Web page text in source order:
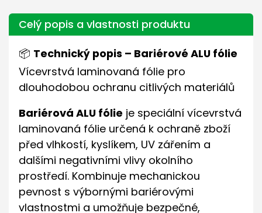
Celý popis a vlastnosti produktu
📦 Technický popis – Bariérové ALU fólie
Vícevrstvá laminovaná fólie pro
dlouhodobou ochranu citlivých materiálů
Bariérová ALU fólie je speciální vícevrstvá
laminovaná fólie určená k ochraně zboží
před vlhkostí, kyslíkem, UV zářením a
dalšími negativními vlivy okolního
prostředí. Kombinuje mechanickou
pevnost s výbornými bariérovými
vlastnostmi a umožňuje bezpečné,